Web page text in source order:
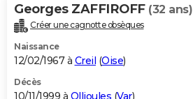
Georges ZAFFIROFF (32 ans)
Créer une cagnotte obsèques
Naissance
12/02/1967 à Creil (Oise)
Décès
10/11/1999 à Ollioules (Var)